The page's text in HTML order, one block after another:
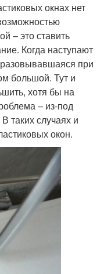
окнах нет
– это ставить
Когда наступают
при
большой. Тут и
хотя бы на
– из-под
таких случаях и
окон.